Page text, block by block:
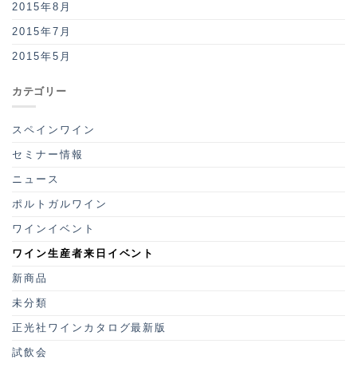
2015年8月
2015年7月
2015年5月
カテゴリー
スペインワイン
セミナー情報
ニュース
ポルトガルワイン
ワインイベント
ワイン生産者来日イベント
新商品
未分類
正光社ワインカタログ最新版
試飲会